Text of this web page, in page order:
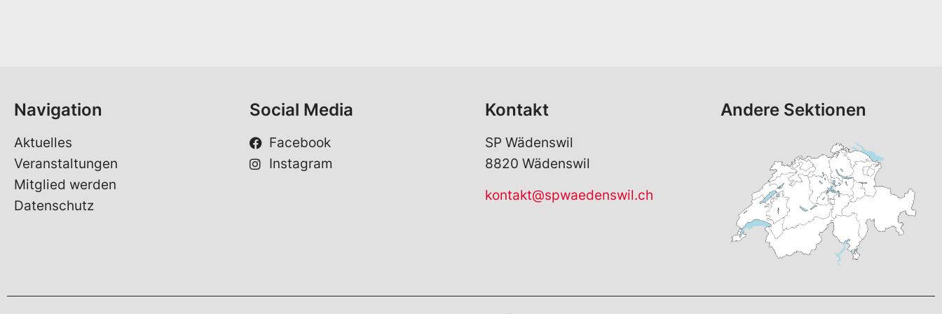
Navigation
Aktuelles
Veranstaltungen
Mitglied werden
Datenschutz
Social Media
Facebook
Instagram
Kontakt
SP Wädenswil
8820 Wädenswil
kontakt@spwaedenswil.ch
Andere Sektionen